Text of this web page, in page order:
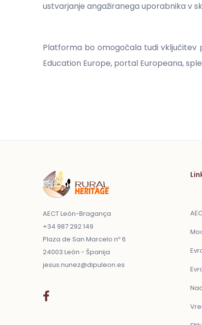
ustvarjanje angažiranega uporabnika v
Platforma bo omogočala tudi vključitev
Education Europe, portal Europeana,
AECT León-Bragança
+34 987 292 149
Plaza de San Marcelo nº 6
24003 León - Španija
jesus.nunez@dipuleon.es